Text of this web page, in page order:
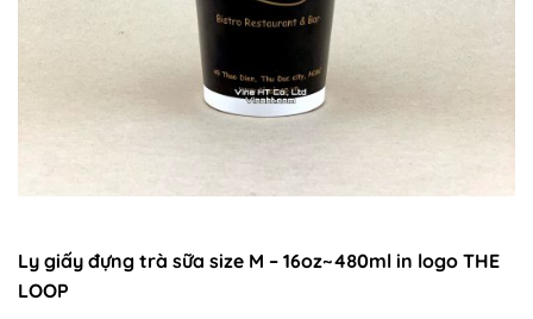
Ly giấy đựng trà sữa size M – 16oz~480ml in logo THE
LOOP